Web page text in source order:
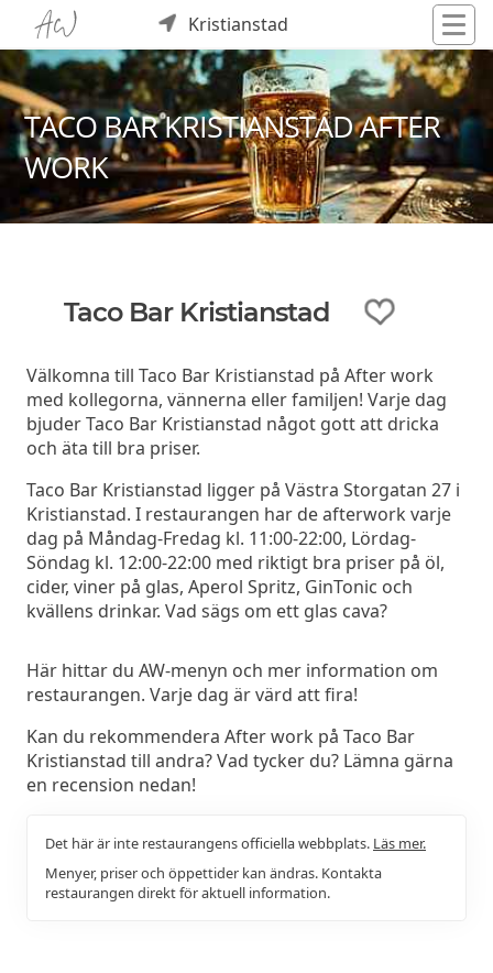
Kristianstad
TACO BAR KRISTIANSTAD AFTER
WORK
Taco Bar Kristianstad
Välkomna till Taco Bar Kristianstad på After work
med kollegorna, vännerna eller familjen! Varje dag
bjuder Taco Bar Kristianstad något gott att dricka
och äta till bra priser.
Taco Bar Kristianstad ligger på Västra Storgatan 27 i
Kristianstad. I restaurangen har de afterwork varje
dag på Måndag-Fredag kl. 11:00-22:00, Lördag-
Söndag kl. 12:00-22:00 med riktigt bra priser på öl,
cider, viner på glas, Aperol Spritz, GinTonic och
kvällens drinkar. Vad sägs om ett glas cava?
Här hittar du AW-menyn och mer information om
restaurangen. Varje dag är värd att fira!
Kan du rekommendera After work på Taco Bar
Kristianstad till andra? Vad tycker du? Lämna gärna
en recension nedan!
Det här är inte restaurangens officiella webbplats. Läs mer.
Menyer, priser och öppettider kan ändras. Kontakta
restaurangen direkt för aktuell information.